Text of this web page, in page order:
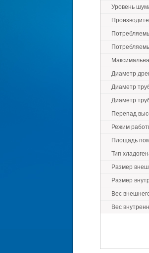
Уровень
Диаметр
Диаметр
Диаметр
Перепад
Режим
Площадь
Тип
Размер
Размер
Вес
Вес